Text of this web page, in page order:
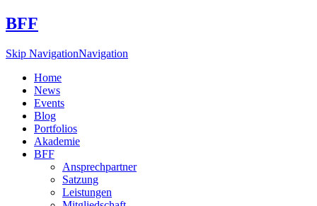
BFF
Skip NavigationNavigation
Home
News
Events
Blog
Portfolios
Akademie
BFF
Ansprechpartner
Satzung
Leistungen